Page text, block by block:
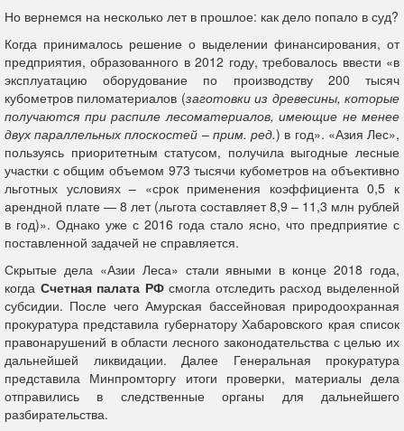
Но вернемся на несколько лет в прошлое: как дело попало в суд?
Когда принималось решение о выделении финансирования, от
предприятия, образованного в 2012 году, требовалось ввести «в
эксплуатацию оборудование по производству 200 тысяч
кубометров пиломатериалов (заготовки из древесины, которые
получаются при распиле лесоматериалов, имеющие не менее
двух параллельных плоскостей – прим. ред.) в год». «Азия Лес»,
пользуясь приоритетным статусом, получила выгодные лесные
участки с общим объемом 973 тысячи кубометров на объективно
льготных условиях – «срок применения коэффициента 0,5 к
арендной плате — 8 лет (льгота составляет 8,9 – 11,3 млн рублей
в год)». Однако уже с 2016 года стало ясно, что предприятие с
поставленной задачей не справляется.
Скрытые дела «Азии Леса» стали явными в конце 2018 года,
когда Счетная палата РФсмогла отследить расход выделенной
субсидии. После чего Амурская бассейновая природоохранная
прокуратура представила губернатору Хабаровского края список
правонарушений в области лесного законодательства с целью их
дальнейшей ликвидации. Далее Генеральная прокуратура
представила Минпромторгу итоги проверки, материалы дела
отправились в следственные органы для дальнейшего
разбирательства.